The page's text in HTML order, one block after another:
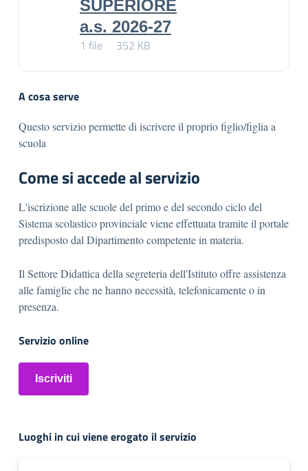
SUPERIORE
a.s. 2026-27
1 file 352 KB
A cosa serve
Questo servizio permette di iscrivere il proprio figlio/figlia a
scuola
Come si accede al servizio
L'iscrizione alle scuole del primo e del secondo ciclo del
Sistema scolastico provinciale viene effettuata tramite il portale
predisposto dal Dipartimento competente in materia.
Il Settore Didattica della segreteria dell'Istituto offre assistenza
alle famiglie che ne hanno necessità, telefonicamente o in
presenza.
Servizio online
Iscriviti
Luoghi in cui viene erogato il servizio